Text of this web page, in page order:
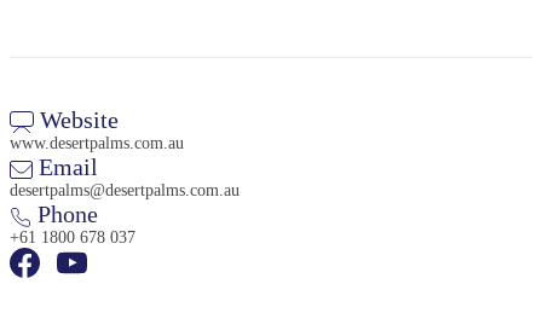
Website
www.desertpalms.com.au
Email
desertpalms@desertpalms.com.au
Phone
+61 1800 678 037